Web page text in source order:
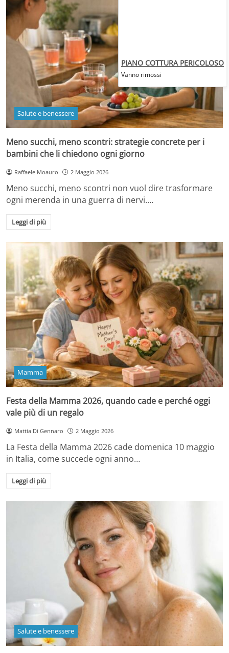
Salute e benessere
Meno succhi, meno scontri: strategie concrete per i
bambini che li chiedono ogni giorno
Raffaele Moauro 2 Maggio 2026
Meno succhi, meno scontri non vuol dire trasformare
ogni merenda in una guerra di nervi.…
Leggi di più
Mamma
Festa della Mamma 2026, quando cade e perché oggi
vale più di un regalo
Mattia Di Gennaro 2 Maggio 2026
La Festa della Mamma 2026 cade domenica 10 maggio
in Italia, come succede ogni anno…
Leggi di più
Salute e benessere
PIANO COTTURA PERICOLOSO
Vanno rimossi